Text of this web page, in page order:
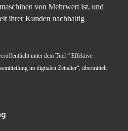
von Mehrwert ist, und
ihrer Kunden nachhaltig
unter dem Titel “ Effektive
im digitalen Zeitalter“, übermittelt